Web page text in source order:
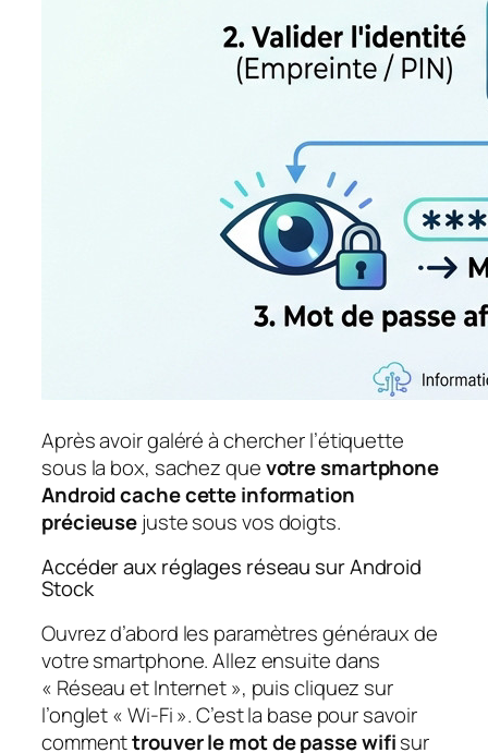
Après avoir galéré à chercher l’étiquette
sous la box, sachez quevotre smartphone
Android cache cette information
précieusejuste sous vos doigts.
Accéder aux réglages réseau sur Android
Stock
Ouvrez d’abord les paramètres généraux de
votre smartphone. Allez ensuite dans
« Réseau et Internet », puis cliquez sur
l’onglet « Wi-Fi ». C’est la base pour savoir
commenttrouver le mot de passe wifisur